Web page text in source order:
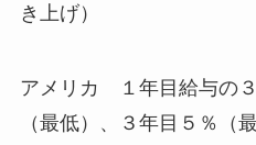
き上げ）
アメリカ １年目給与の
（最低）、３年目５％（